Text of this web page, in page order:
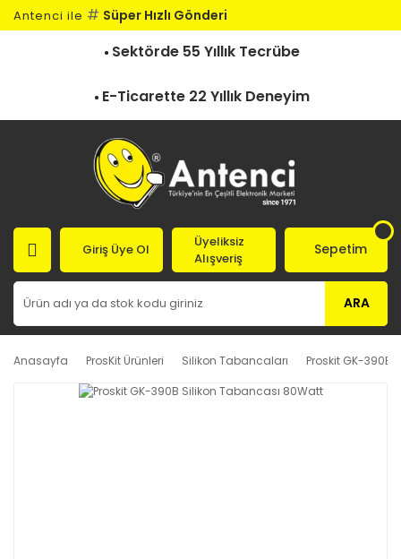
Antenci ile # Süper Hızlı Gönderi
Sektörde 55 Yıllık Tecrübe
E-Ticarette 22 Yıllık Deneyim
ARA
Giriş Üye Ol
Üyeliksiz
Alışveriş
Sepetim
Anasayfa ProsKit Ürünleri Silikon Tabancaları Proskit GK-390B